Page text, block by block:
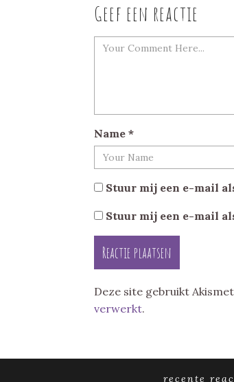
Geef een reactie
Name *
Stuur mij een e-mail
Stuur mij een e-mail
Deze site gebruikt
verwerkt.
recente